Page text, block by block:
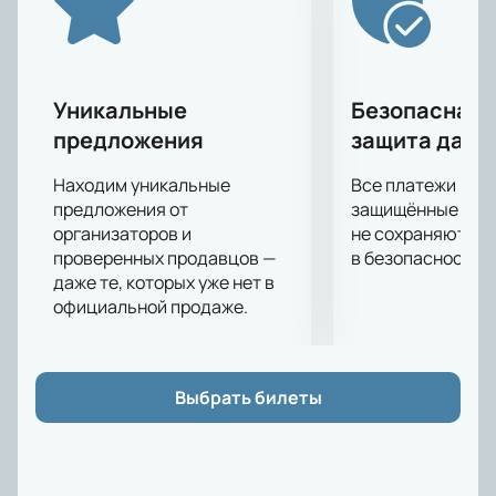
Уникальные
предложения
Находим уникальные
предложения от
организаторов и
проверенных продавцов —
даже те, которых уже нет в
официальной продаже.
Безопасная
защита
Все платежи
защищённые
не сохраняются
в безопасности.
Выбрать билеты